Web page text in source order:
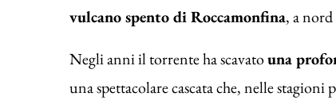
vulcano spento di Roccamonfina, a
Negli anni il torrente ha scavatouna
una spettacolare cascata che, nelle